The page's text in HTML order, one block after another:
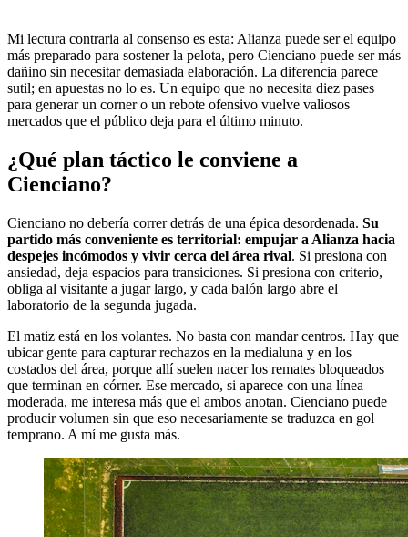
Mi lectura contraria al consenso es esta: Alianza puede ser el equipo
más preparado para sostener la pelota, pero Cienciano puede ser más
dañino sin necesitar demasiada elaboración. La diferencia parece
sutil; en apuestas no lo es. Un equipo que no necesita diez pases
para generar un corner o un rebote ofensivo vuelve valiosos
mercados que el público deja para el último minuto.
¿Qué plan táctico le conviene a
Cienciano?
Cienciano no debería correr detrás de una épica desordenada. Su
partido más conveniente es territorial: empujar a Alianza hacia
despejes incómodos y vivir cerca del área rival. Si presiona con
ansiedad, deja espacios para transiciones. Si presiona con criterio,
obliga al visitante a jugar largo, y cada balón largo abre el
laboratorio de la segunda jugada.
El matiz está en los volantes. No basta con mandar centros. Hay que
ubicar gente para capturar rechazos en la medialuna y en los
costados del área, porque allí suelen nacer los remates bloqueados
que terminan en córner. Ese mercado, si aparece con una línea
moderada, me interesa más que el ambos anotan. Cienciano puede
producir volumen sin que eso necesariamente se traduzca en gol
temprano. A mí me gusta más.